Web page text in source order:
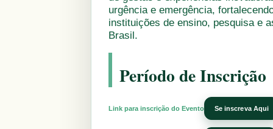
urgência e emergência,
instituições de ensino, pesquisa e
Brasil.
Período de
Link para inscrição do Evento Se inscreva Aqui